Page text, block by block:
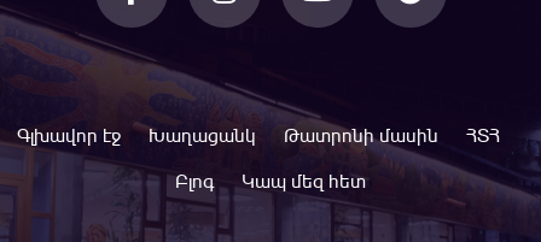
Գլխավոր էջ Խաղացանկ Թատրոնի մասին
ՀՏՀ
Բլոգ
Կապ մեզ հետ